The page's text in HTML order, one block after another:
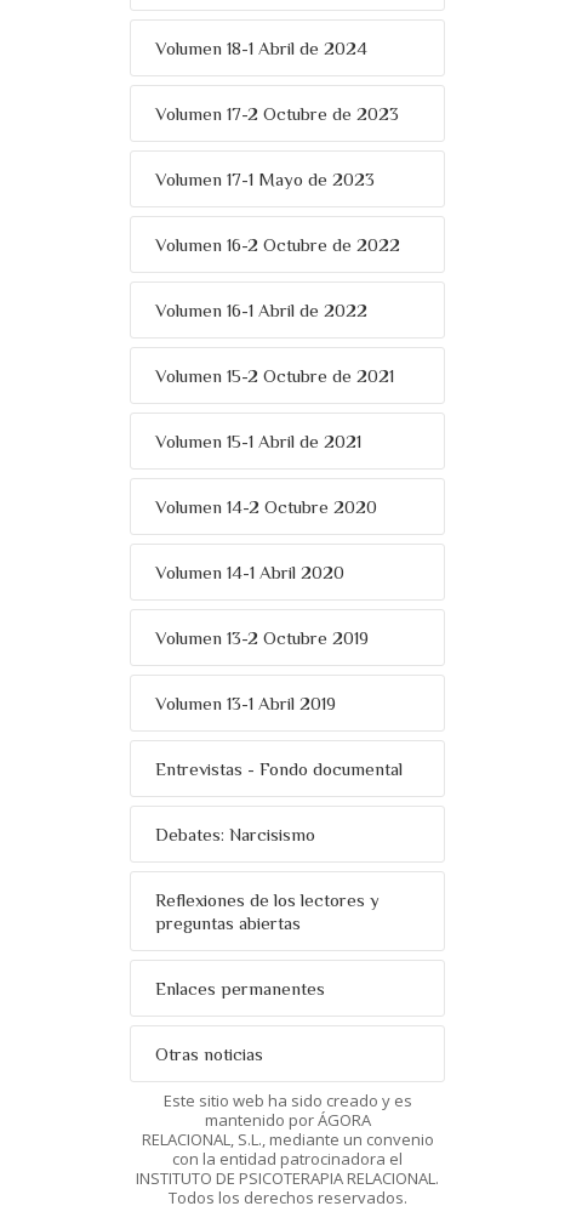
Volumen 18-1 Abril de 2024
Volumen 17-2 Octubre de 2023
Volumen 17-1 Mayo de 2023
Volumen 16-2 Octubre de 2022
Volumen 16-1 Abril de 2022
Volumen 15-2 Octubre de 2021
Volumen 15-1 Abril de 2021
Volumen 14-2 Octubre 2020
Volumen 14-1 Abril 2020
Volumen 13-2 Octubre 2019
Volumen 13-1 Abril 2019
Entrevistas - Fondo documental
Debates: Narcisismo
Reflexiones de los lectores y
preguntas abiertas
Enlaces permanentes
Otras noticias
Este sitio web ha sido creado y es
mantenido por ÁGORA
RELACIONAL, S.L., mediante un convenio
con la entidad patrocinadora el
INSTITUTO DE PSICOTERAPIA RELACIONAL.
Todos los derechos reservados.